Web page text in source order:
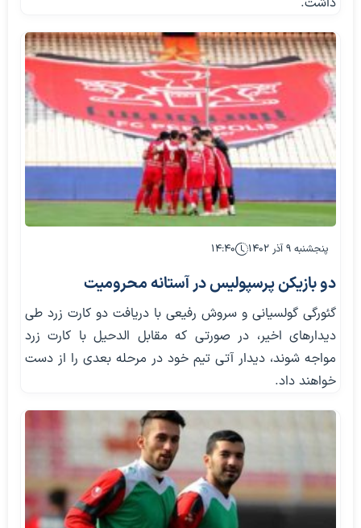
پنجشنبه ۹ آذر ۱۴۰۲ ۱۴:۴۰
دو بازیکن پرسپولیس در آستانه محرومیت
گئورگی گولسیانی و سروش رفیعی با دریافت دو کارت زرد طی
دیدارهای اخیر، در صورتی که مقابل الدحیل با کارت زرد
مواجه شوند، دیدار آتی تیم خود در مرحله بعدی را از دست
خواهند داد.